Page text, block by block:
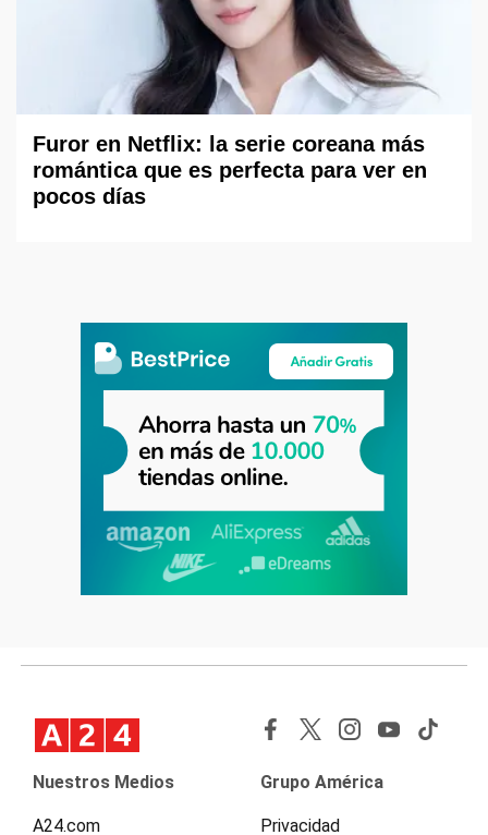
Furor en Netflix: la serie coreana más
romántica que es perfecta para ver en
pocos días
Nuestros Medios
A24.com
Grupo América
Privacidad